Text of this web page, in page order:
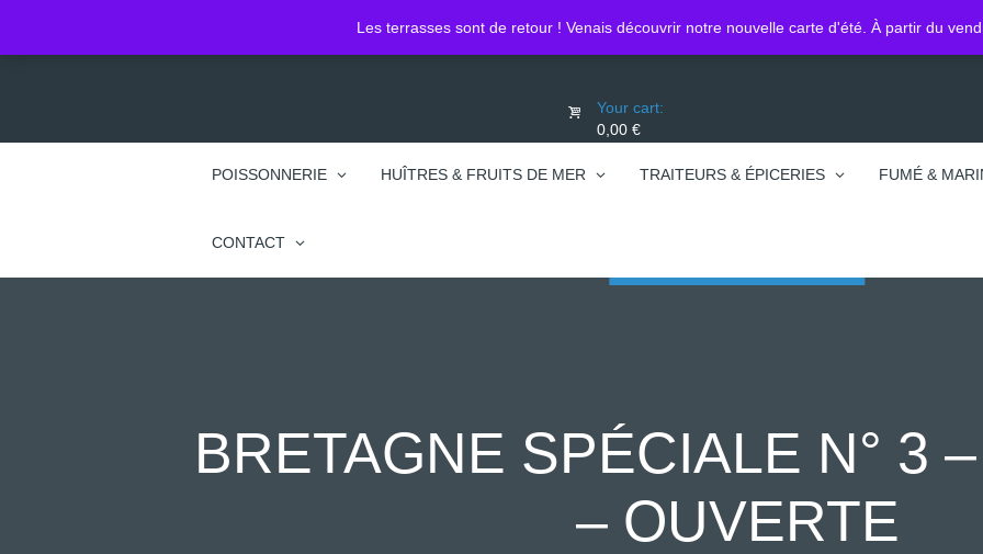
Les terrasses sont de retour ! Venais découvrir notre nouvelle carte d'été. À partir du
2 Pl. Jean Jacques Rousseau
0450740095
Your cart:
0,00 €
POISSONNERIE HUÎTRES & FRUITS DE MER TRAITEURS & ÉPICERIES FUMÉ &
CONTACT
BRETAGNE SPÉCIALE N° 3
– OUVERTE